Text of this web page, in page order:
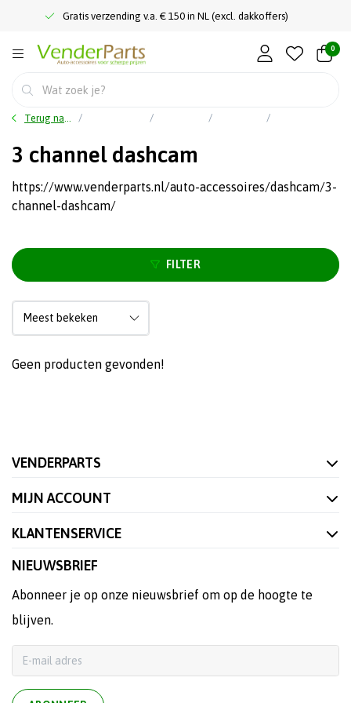
Gratis verzending v.a. € 150 in NL (excl. dakkoffers)
0
Terug naar home
3 channel dashcam
https://www.venderparts.nl/auto-accessoires/dashcam/3-
channel-dashcam/
FILTER
Geen producten gevonden!
VENDERPARTS
MIJN ACCOUNT
KLANTENSERVICE
NIEUWSBRIEF
Abonneer je op onze nieuwsbrief om op de hoogte te
blijven.